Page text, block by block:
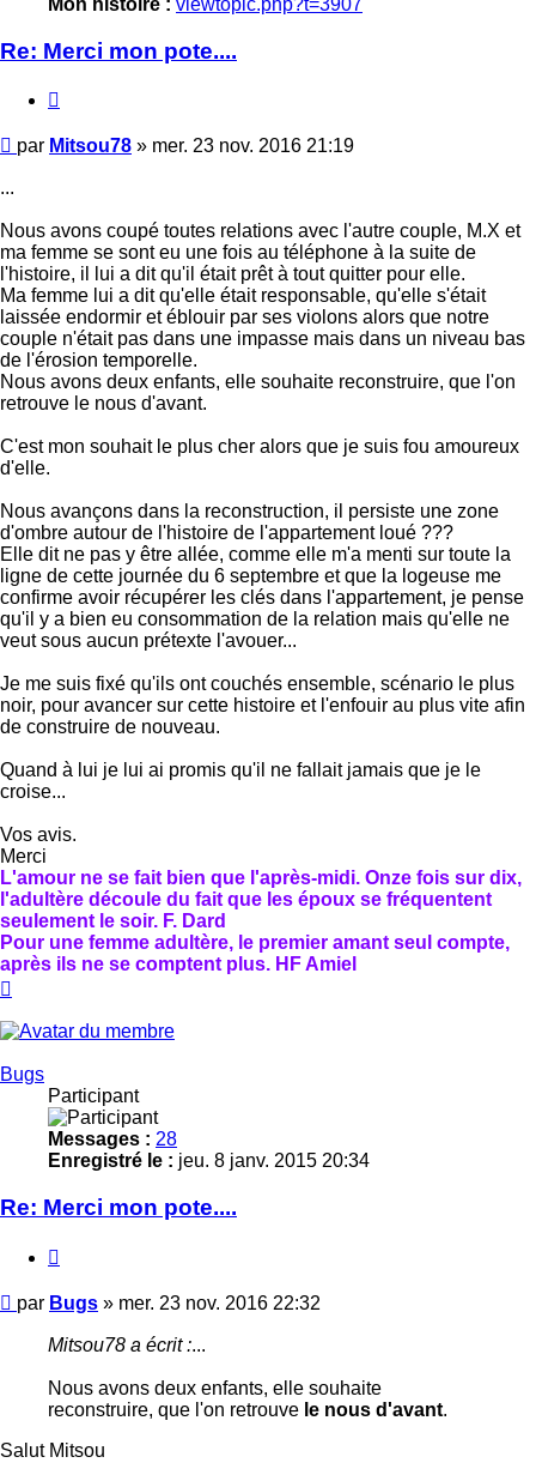
Re: Merci mon pote....
Message
par Mitsou78 » mer. 23 nov. 2016 21:19
...
Nous avons coupé toutes relations avec l'autre couple, M.X et
ma femme se sont eu une fois au téléphone à la suite de
l'histoire, il lui a dit qu'il était prêt à tout quitter pour elle.
Ma femme lui a dit qu'elle était responsable, qu'elle s'était
laissée endormir et éblouir par ses violons alors que notre
couple n'était pas dans une impasse mais dans un niveau bas
de l'érosion temporelle.
Nous avons deux enfants, elle souhaite reconstruire, que l'on
retrouve le nous d'avant.
C'est mon souhait le plus cher alors que je suis fou amoureux
d'elle.
Nous avançons dans la reconstruction, il persiste une zone
d'ombre autour de l'histoire de l'appartement loué ???
Elle dit ne pas y être allée, comme elle m'a menti sur toute la
ligne de cette journée du 6 septembre et que la logeuse me
confirme avoir récupérer les clés dans l'appartement, je pense
qu'il y a bien eu consommation de la relation mais qu'elle ne
veut sous aucun prétexte l'avouer...
Je me suis fixé qu'ils ont couchés ensemble, scénario le plus
noir, pour avancer sur cette histoire et l'enfouir au plus vite afin
de construire de nouveau.
Quand à lui je lui ai promis qu'il ne fallait jamais que je le
croise...
Vos avis.
Merci
L'amour ne se fait bien que l'après-midi. Onze fois sur dix,
l'adultère découle du fait que les époux se fréquentent
seulement le soir. F. Dard
Pour une femme adultère, le premier amant seul compte,
après ils ne se comptent plus. HF Amiel
Bugs
Participant
Messages : 28
Enregistré le : jeu. 8 janv. 2015 20:34
Re: Merci mon pote....
Message
par Bugs » mer. 23 nov. 2016 22:32
Mitsou78 a écrit :...
Nous avons deux enfants, elle souhaite
reconstruire, que l'on retrouve le nous d'avant.
Salut Mitsou